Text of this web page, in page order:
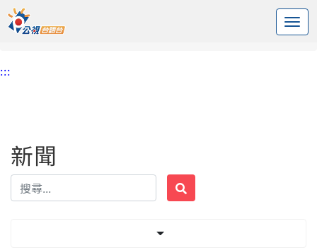
中央內容區塊
頭頁
:::
新聞